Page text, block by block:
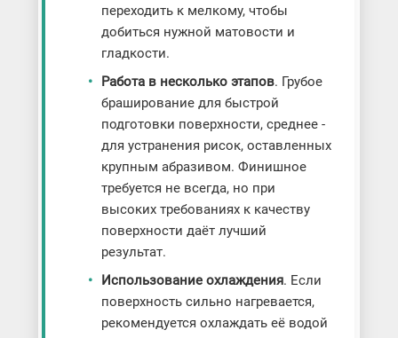
переходить к мелкому, чтобы
добиться нужной матовости и
гладкости.
Работа в несколько этапов. Грубое
браширование для быстрой
подготовки поверхности, среднее -
для устранения рисок, оставленных
крупным абразивом. Финишное
требуется не всегда, но при
высоких требованиях к качеству
поверхности даёт лучший
результат.
Использование охлаждения. Если
поверхность сильно нагревается,
рекомендуется охлаждать её водой